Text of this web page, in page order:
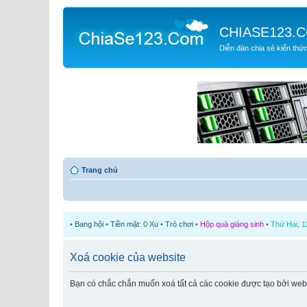
Diễn đàn chia sẻ kiến thức
Trang chủ
• Bang hội • Tiền mặt: 0 Xu • Trò chơi • Hộp quà giáng sinh • Thứ Hai,
Xoá cookie của website
Bạn có chắc chắn muốn xoá tất cả các cookie được tạo bởi